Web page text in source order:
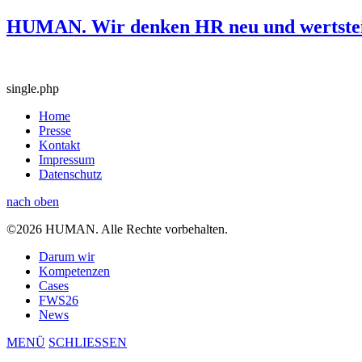
HUMAN. Wir denken HR neu und
single.php
Home
Presse
Kontakt
Impressum
Datenschutz
nach oben
©2026 HUMAN. Alle Rechte vorbehalten.
Darum wir
Kompetenzen
Cases
FWS26
News
MENÜ SCHLIESSEN